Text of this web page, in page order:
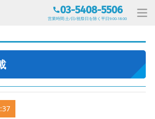
03-5408-5506
営業時間:土/日/祝祭日を除く平日9:00-18:00